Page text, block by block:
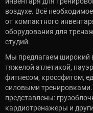
воздухе. Всё
от компактного
оборудования для
студий.
Мы предлагаем широкий
тяжелой атлетикой,
фитнесом, кроссфитом,
силовыми тренировками.
представлены:
кардиотренажеры и